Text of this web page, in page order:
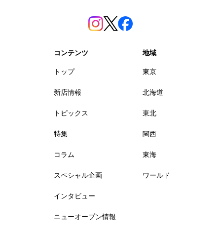
コンテンツ
トップ
新店情報
トピックス
特集
コラム
スペシャル企画
インタビュー
ニューオープン情報
地域
東京
北海道
東北
関西
東海
ワールド